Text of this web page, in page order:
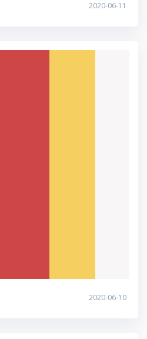
2020-06-11
2020-06-10